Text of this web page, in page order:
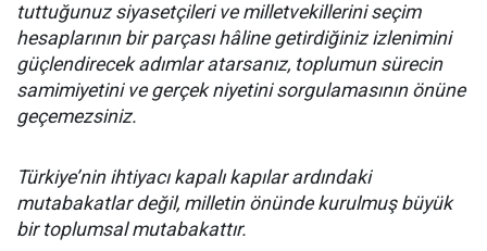
tuttuğunuz siyasetçileri ve milletvekillerini seçim
hesaplarının bir parçası hâline getirdiğiniz izlenimini
güçlendirecek adımlar atarsanız, toplumun sürecin
samimiyetini ve gerçek niyetini sorgulamasının önüne
geçemezsiniz.
Türkiye’nin ihtiyacı kapalı kapılar ardındaki
mutabakatlar değil, milletin önünde kurulmuş büyük
bir toplumsal mutabakattır.